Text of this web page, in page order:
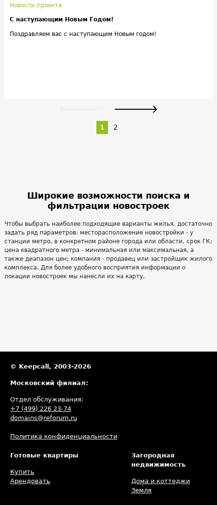
Новости проекта
С наступающим Новым Годом!
Поздравляем вас с наступающим Новым годом!
1 2
Широкие возможности поиска и
фильтрации новостроек
Чтобы выбрать наиболее подходящие варианты жилья, достаточно
задать ряд параметров: месторасположение новостройки - у
станции метро, в конкретном районе города или области, срок ГК;
цена квадратного метра - минимальная или максимальная, а
также диапазон цен; компания - продавец или застройщик жилого
комплекса. Для более удобного восприятия информации о
локации новостроек мы нанесли их на карту.
© Keepcall, 2003-2026
Московский филиал:
Отдел обслуживания:
+7 (499) 226 23-74
domains@reforum.ru
Политика конфиденциальности
Готовые квартиры
Купить
Арендовать
Загородная
недвижимость
Дома и коттеджи
Земля